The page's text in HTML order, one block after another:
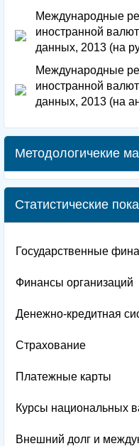
Международные
иностранной
данных, 2013 (на
Международные
иностранной
данных, 2013 (на
Методологичекие
Статистические
Государственные
Финансы организаций
Денежно-кредитная
Страхование
Платежные карты
Курсы национальных
Внешний долг и